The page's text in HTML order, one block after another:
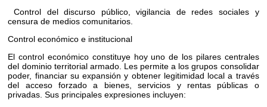
Control del discurso público, vigilancia de redes sociales y
censura de medios comunitarios.
Control económico e institucional
El control económico constituye hoy uno de los pilares centrales
del dominio territorial armado. Les permite a los grupos consolidar
poder, financiar su expansión y obtener legitimidad local a través
del acceso forzado a bienes, servicios y rentas públicas o
privadas. Sus principales expresiones incluyen: